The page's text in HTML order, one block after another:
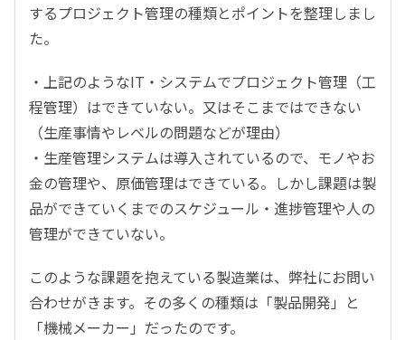
するプロジェクト管理の種類とポイントを整理しまし
た。
・上記のようなIT・システムでプロジェクト管理（工
程管理）はできていない。又はそこまではできない
（生産事情やレベルの問題などが理由）
・生産管理システムは導入されているので、モノやお
金の管理や、原価管理はできている。しかし課題は製
品ができていくまでのスケジュール・進捗管理や人の
管理ができていない。
このような課題を抱えている製造業は、弊社にお問い
合わせがきます。その多くの種類は「製品開発」と
「機械メーカー」だったのです。